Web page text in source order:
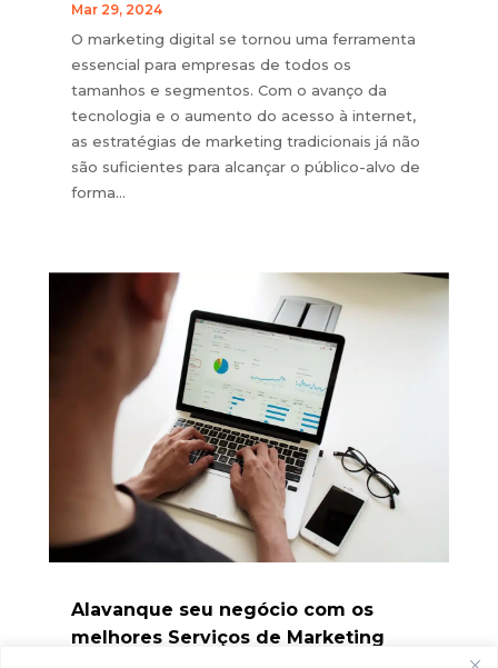
Mar 29, 2024
O marketing digital se tornou uma ferramenta
essencial para empresas de todos os
tamanhos e segmentos. Com o avanço da
tecnologia e o aumento do acesso à internet,
as estratégias de marketing tradicionais já não
são suficientes para alcançar o público-alvo de
forma...
Alavanque seu negócio com os
melhores Serviços de Marketing